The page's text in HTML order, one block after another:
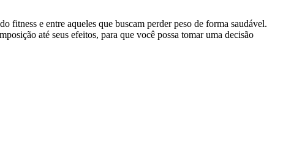
fitness e entre aqueles que buscam perder peso de forma saudável.
até seus efeitos, para que você possa tomar uma decisão